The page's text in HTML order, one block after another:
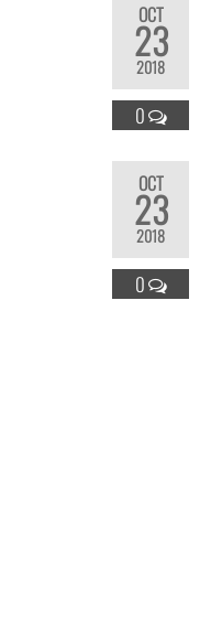
OCT
23
2018
0
OCT
23
2018
0